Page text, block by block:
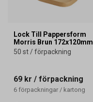
Lock Till Pappersform
Morris Brun 172x120mm
50 st / förpackning
69 kr / förpackning
6 förpackningar / kartong